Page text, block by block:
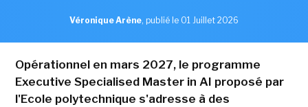
Véronique Arène, publié le 01 Juillet 2026
Opérationnel en mars 2027, le programme
Executive Specialised Master in AI proposé par
l'Ecole polytechnique s'adresse à des